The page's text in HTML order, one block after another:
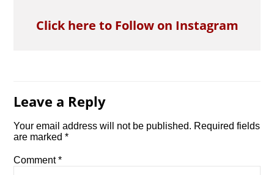
Click here to Follow on Instagram
Leave a Reply
Your email address will not be published. Required fields
are marked*
Comment*